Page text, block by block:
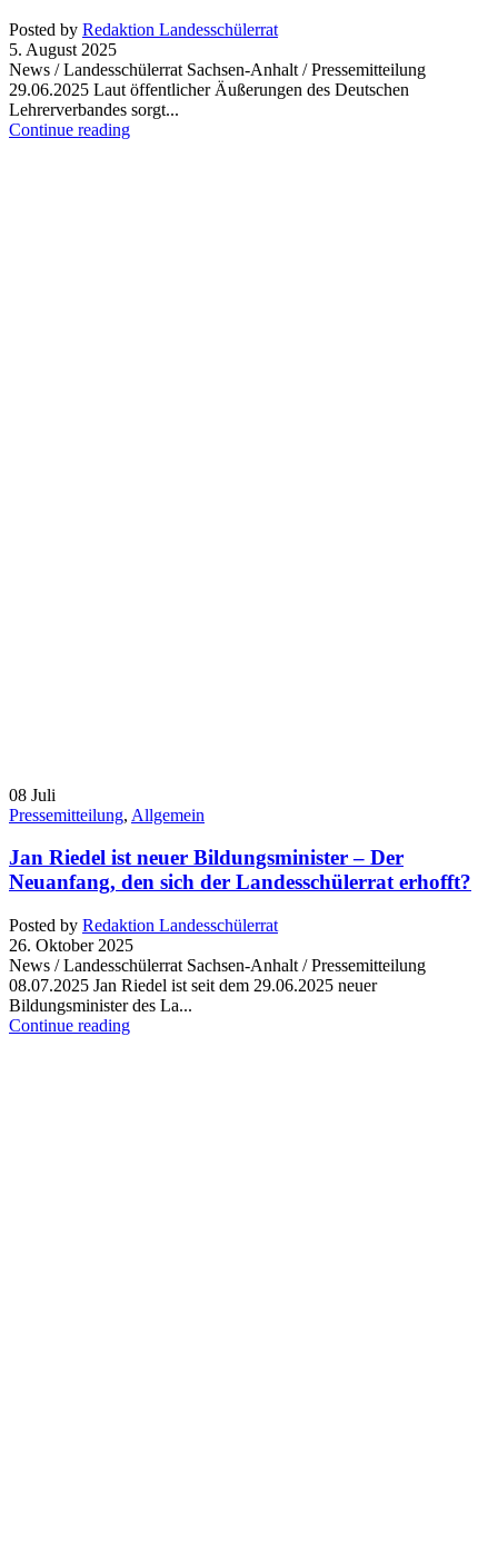
Posted by Redaktion Landesschülerrat
5. August 2025
News / Landesschülerrat Sachsen-Anhalt / Pressemitteilung
29.06.2025 Laut öffentlicher Äußerungen des Deutschen
Lehrerverbandes sorgt...
Continue reading
08 Juli
Pressemitteilung, Allgemein
Jan Riedel ist neuer Bildungsminister – Der
Neuanfang, den sich der Landesschülerrat erhofft?
Posted by Redaktion Landesschülerrat
26. Oktober 2025
News / Landesschülerrat Sachsen-Anhalt / Pressemitteilung
08.07.2025 Jan Riedel ist seit dem 29.06.2025 neuer
Bildungsminister des La...
Continue reading